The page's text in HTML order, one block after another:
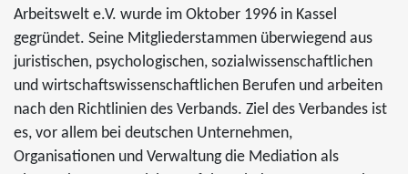
Arbeitswelt e.V. wurde im Oktober 1996 in Kassel
gegründet. Seine Mitgliederstammen überwiegend aus
juristischen, psychologischen, sozialwissenschaftlichen
und wirtschaftswissenschaftlichen Berufen und arbeiten
nach den Richtlinien des Verbands. Ziel des Verbandes ist
es, vor allem bei deutschen Unternehmen,
Organisationen und Verwaltung die Mediation als